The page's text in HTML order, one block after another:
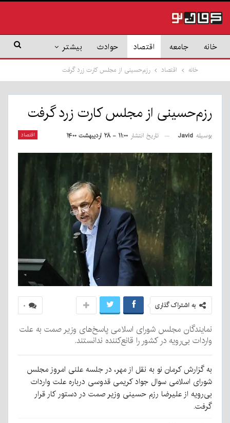
خانه جامعه اقتصاد حوادث بیشتر
خانه اقتصاد رزم‌حسینی از مجلس کارت زرد گرفت
رزم‌حسینی از مجلس کارت زرد گرفت
اقتصاد بوسیله Javid تاریخ انتشار ۱۱:۰۰ - ۲۸ اردیبهشت ۱۴۰۰
۰ به اشتراک گذاری
نمایندگان مجلس شورای اسلامی پاسخ‌های وزیر صمت به علت
واردات بی‌رویه در کشور را قانع‌کننده ندانستند.
به گزارش کرمان نو به نقل از مهر، در جلسه علنی امروز مجلس
شورای اسلامی سوال جواد کریمی قدوسی درباره علت واردات
بی‌رویه از علیرضا رزم حسینی وزیر صمت در دستور کار قرار
گرفت.